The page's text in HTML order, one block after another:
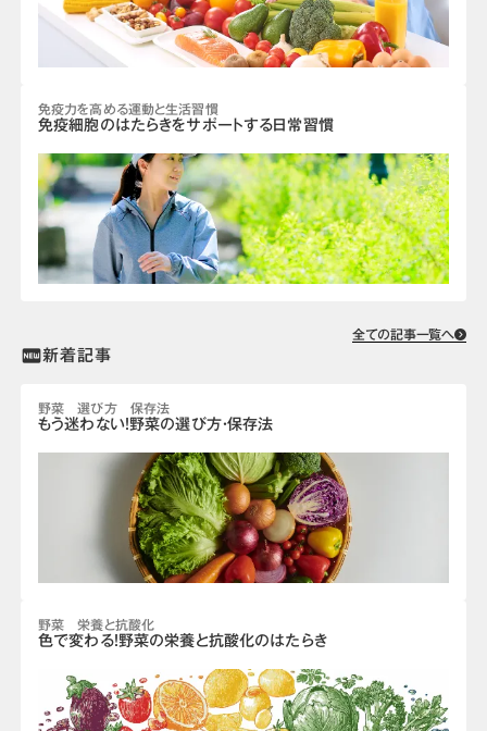
免疫力を高める運動と生活習慣
免疫細胞のはたらきをサポートする日常習慣
全ての記事一覧へ
fiber_new新着記事
野菜 選び方 保存法
もう迷わない！野菜の選び方・保存法
野菜 栄養と抗酸化
色で変わる！野菜の栄養と抗酸化のはたらき